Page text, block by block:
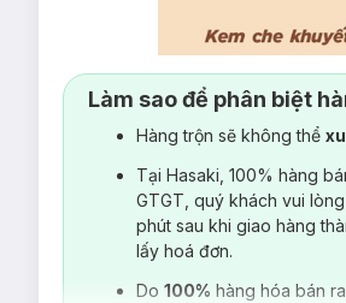
Làm sao để phân biệt
Hàng trộn sẽ không thể
Tại Hasaki, 100% hàng
GTGT, quý khách vui
phút sau khi giao hàng
lấy hoá đơn.
Do 100% hàng hóa bán